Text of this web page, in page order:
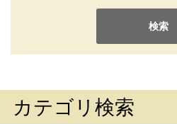
検索
カテゴリ検索